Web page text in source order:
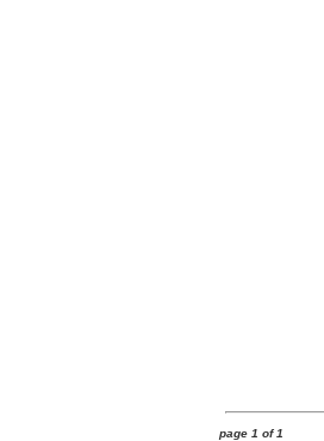
page 1 of 1